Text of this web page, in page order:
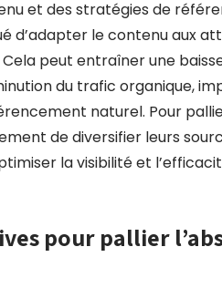
et des stratégies de
d’adapter le contenu aux
peut entraîner une
du trafic organique,
naturel. Pour
de diversifier leurs
la visibilité et
pour pallier